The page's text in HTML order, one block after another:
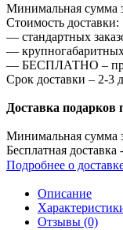
Минимальная сумма
Стоимость доставки:
— стандартных
—
— БЕСПЛАТНО – при
Срок доставки – 2-3
Доставка
Минимальная сумма
Бесплатная доставка
Подробнее о
Описание
Отзывы (0)